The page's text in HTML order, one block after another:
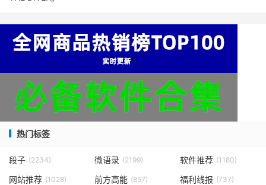
热门标签
段子 (2234) 微语录 (2199) 软件推荐 (1180)
网站推荐 (1028) 前方高能 (857) 福利线报 (737)